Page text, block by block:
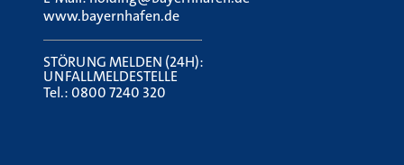
www.bayernhafen.de
STÖRUNG MELDEN (24H):
UNFALLMELDESTELLE
Tel.:0800 7240 320